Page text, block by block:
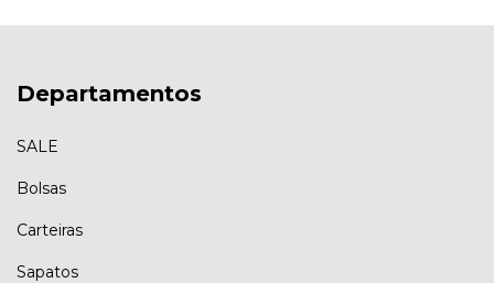
Departamentos
SALE
Bolsas
Carteiras
Sapatos